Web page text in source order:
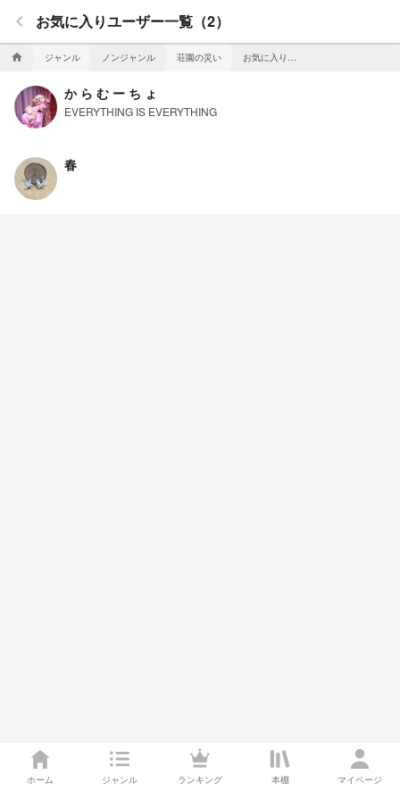
ホーム ジャンル ランキング 本棚 マイページ
keyboard_arrow_left お気に入りユーザー一覧（2）
home ジャンル ノンジャンル 荘園の災い
か ら む ー ち ょ
EVERYTHING IS EVERYTHING
春